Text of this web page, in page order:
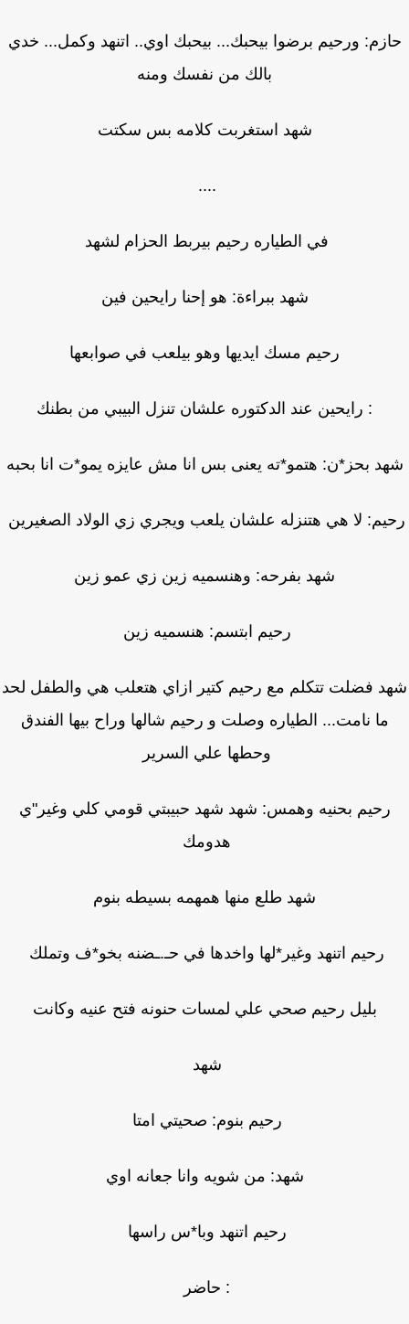
ورحيم برضوا بيحبك... بيحبك اوي.. اتنهد وكمل... خدي
بالك من نفسك ومنه
شهد استغربت كلامه بس سكتت
....
في الطياره رحيم بيربط الحزام لشهد
شهد ببراءة: هو إحنا رايحين فين
رحيم مسك ايديها وهو بيلعب في صوابعها
: رايحين عند الدكتوره علشان تنزل البيبي من بطنك
بحز*ن: هتمو*ته يعنى بس انا مش عايزه يمو*ت انا بحبه
لا هي هتنزله علشان يلعب ويجري زي الولاد الصغيرين
شهد بفرحه: وهنسميه زين زي عمو زين
رحيم ابتسم: هنسميه زين
فضلت تتكلم مع رحيم كتير ازاي هتعلب هي والطفل لحد
ما نامت... الطياره وصلت و رحيم شالها وراح بيها الفندق
وحطها علي السرير
رحيم بحنيه وهمس: شهد شهد حبيبتي قومي كلي وغير"ي
هدومك
شهد طلع منها همهمه بسيطه بنوم
رحيم اتنهد وغير*لها واخدها في حـ.ـضنه بخو*ف وتملك
بليل رحيم صحي علي لمسات حنونه فتح عنيه وكانت
شهد
رحيم بنوم: صحيتي امتا
شهد: من شويه وانا جعانه اوي
رحيم اتنهد وبا*س راسها
: حاضر